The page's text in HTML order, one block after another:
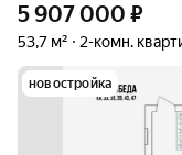
5 907 000 ₽
53,7 м² 2-комн.
новостройка